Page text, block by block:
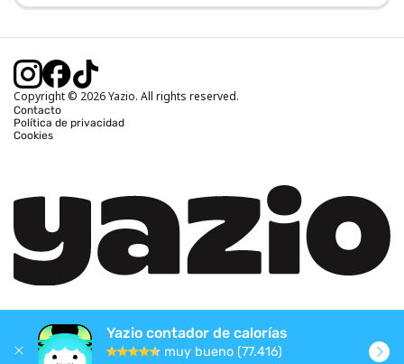
Calcular IMC
Calcular peso ideal
Calcular calorías quemadas
Copyright © 2026 Yazio. All rights reserved.
Contacto
Política de privacidad
Cookies
Yazio contador de calorías
muy bueno (77.416)